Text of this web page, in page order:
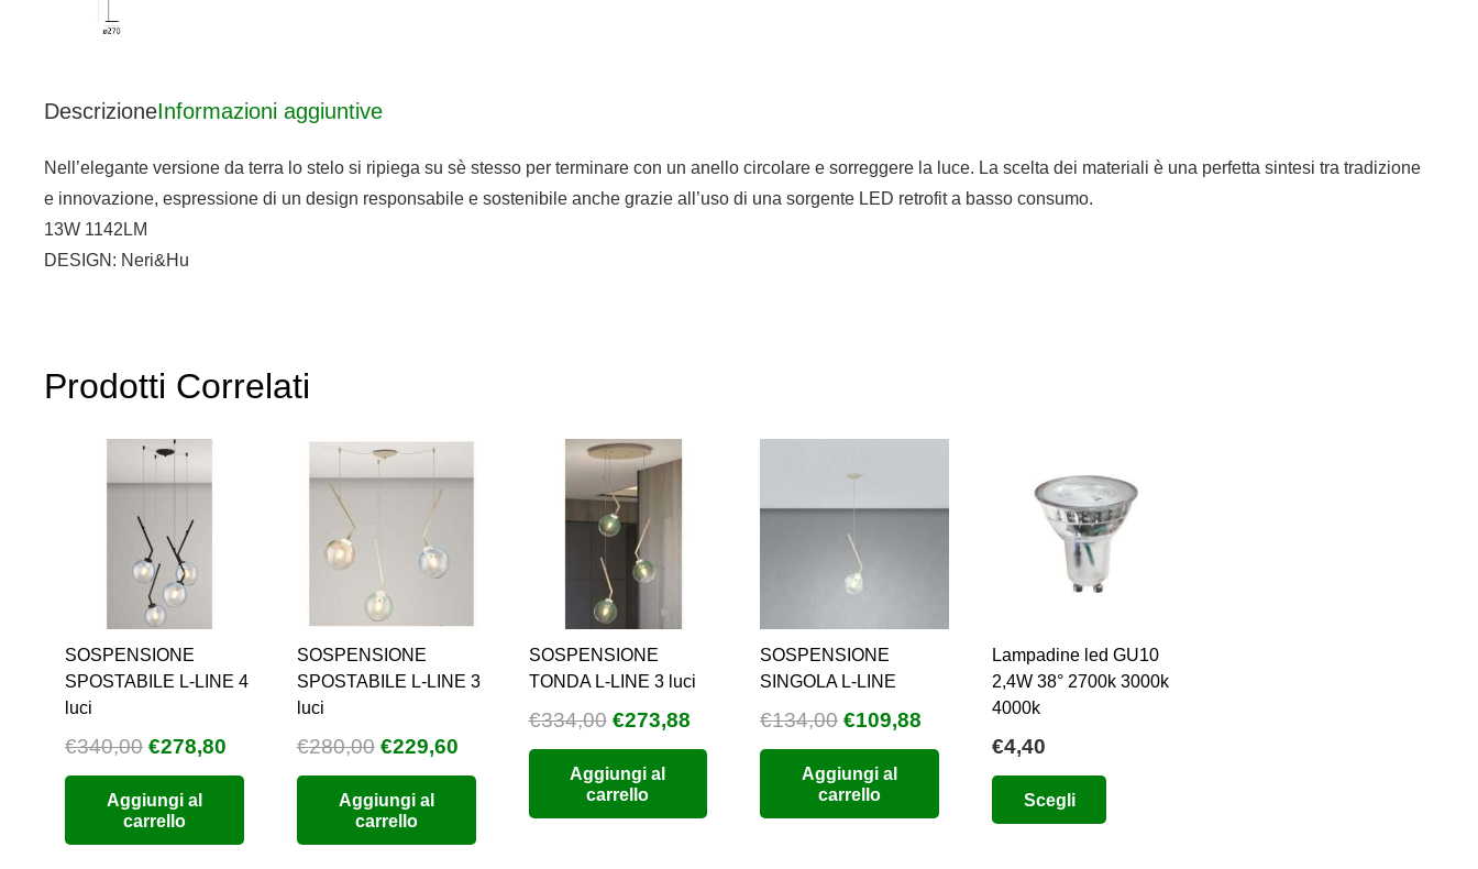
DescrizioneInformazioni aggiuntive
Nell’elegante versione da terra lo stelo si ripiega su sè stesso per terminare con un anello circolare e sorreggere la luce. La scelta dei materiali è una perfetta sintesi tra tradizione
e innovazione, espressione di un design responsabile e sostenibile anche grazie all’uso di una sorgente LED retrofit a basso consumo.
13W 1142LM
DESIGN: Neri&Hu
Prodotti Correlati
SOSPENSIONE
SPOSTABILE L-LINE 4
luci
€340,00 Il
prezzo
originale
era:
€278,80
prezzo
Aggiungi al
carrello
SOSPENSIONE
SPOSTABILE L-LINE 3
luci
€280,00 Il
prezzo
originale
era:
€229,60Il
prezzo
Aggiungi al
carrello
SOSPENSIONE
TONDA L-LINE 3 luci
€334,00 Il
prezzo
originale
era:
€273,88Il
prezzo
Aggiungi al
carrello
SOSPENSIONE
SINGOLA L-LINE
€134,00 Il
prezzo
originale
era:
€109,88
prezzo
Aggiungi al
carrello
Lampadine led GU10
2,4W 38° 2700k 3000k
4000k
€4,40
Scegli